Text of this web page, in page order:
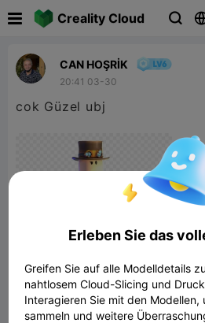
Creality Cloud 
CAN HOŞRİK
20:41 03-30
cok Güzel ubj
a
Erleben Sie das
Greifen Sie auf alle Modelldetails
nahtlosem Cloud-Slicing und
Interagieren Sie mit den Modellen,
sammeln und weitere